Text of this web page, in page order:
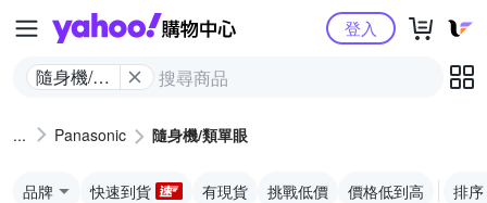
Yahoo購物中心
隨身機/類
登入
Panasonic 隨身機/類單眼
品牌 快速到貨 有現貨 挑戰低價 價格低到高 排序